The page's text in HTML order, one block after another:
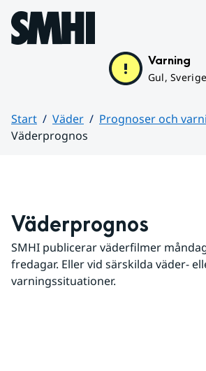
Hoppa till sidans innehåll
Varning
Gul, Sverige
Start Väder
Prognoser och
Väderprognos
Väderprognos
SMHI publicerar väderfilmer
fredagar. Eller vid särskilda väder-
varningssituationer.